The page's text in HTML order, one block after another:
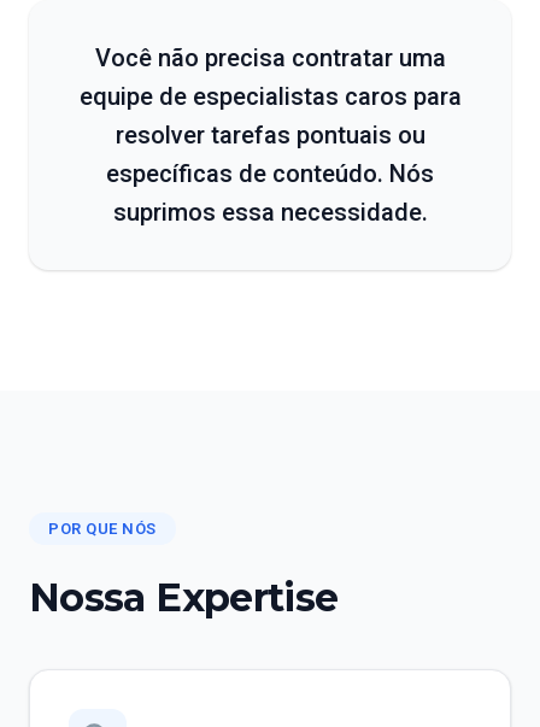
Você não precisa contratar uma
equipe de especialistas caros para
resolver tarefas pontuais ou
específicas de conteúdo. Nós
suprimos essa necessidade.
POR QUE NÓS
Nossa Expertise